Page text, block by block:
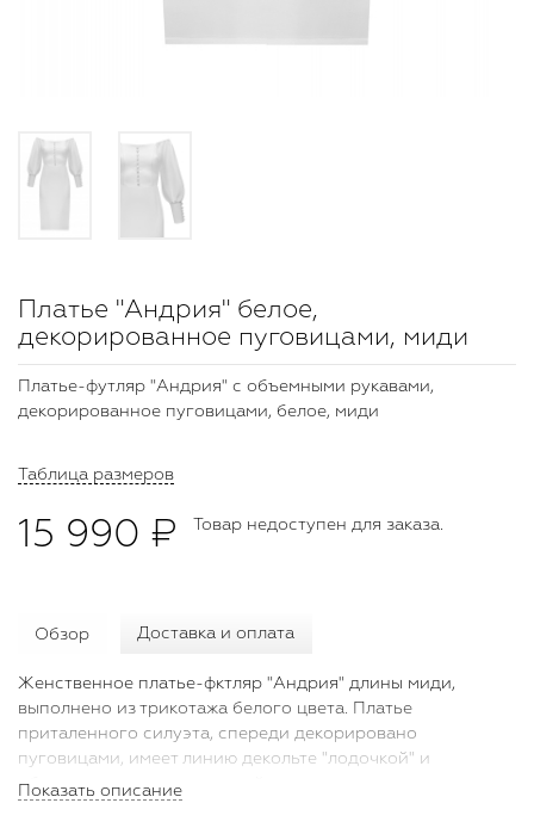
Платье "Андрия" белое,
декорированное пуговицами, миди
Платье-футляр "Андрия" с объемными рукавами,
декорированное пуговицами, белое, миди
Таблица размеров
15 990 ₽ Товар недоступен для заказа.
Обзор Доставка и оплата
Женственное платье-фктляр "Андрия" длины миди,
выполнено из трикотажа белого цвета. Платье
приталенного силуэта, спереди декорировано
пуговицами, имеет линию декольте "лодочкой" и
объемные рукава с резинкой на спущенных плечах, с
Показать описание